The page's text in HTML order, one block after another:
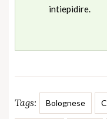
intiepidire.
Tags: Bolognese